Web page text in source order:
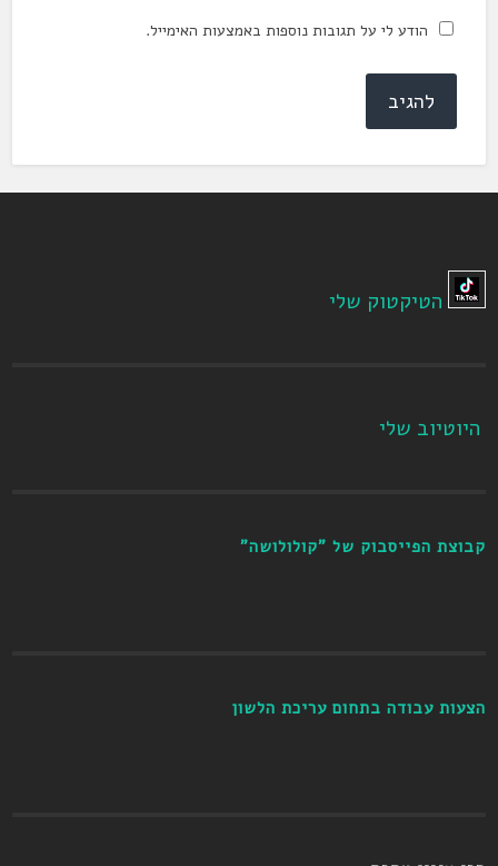
הודע לי על תגובות נוספות באמצעות האימייל.
הטיקטוק שלי
היוטיוב שלי
קבוצת הפייסבוק של "קולולושה"
הצעות עבודה בתחום עריכת הלשון